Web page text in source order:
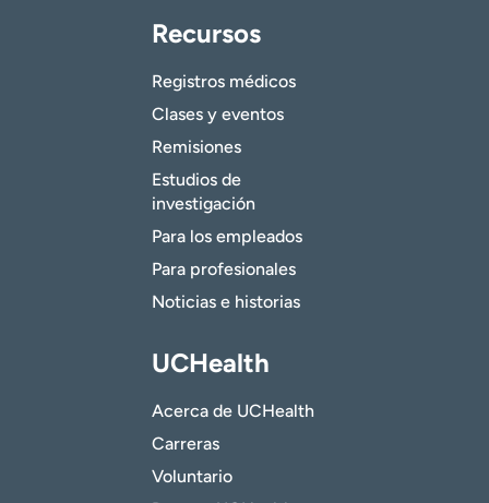
Recursos
Registros médicos
Clases y eventos
Remisiones
Estudios de
investigación
Para los empleados
Para profesionales
Noticias e historias
UCHealth
Acerca de UCHealth
Carreras
Voluntario